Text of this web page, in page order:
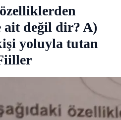
ait değil dir? A)
yoluyla tutan